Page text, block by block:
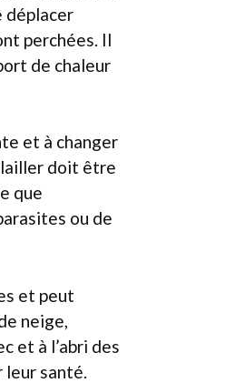
déplacer
perchées. Il
de chaleur
et à changer
doit être
que
ou de
et peut
neige,
et à l’abri des
santé.